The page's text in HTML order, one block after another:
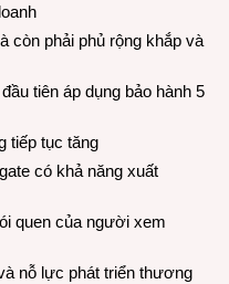
còn phải phủ rộng khắp và
tiên áp dụng bảo hành 5
tiếp tục tăng
có khả năng xuất
quen của người xem
nỗ lực phát triển thương